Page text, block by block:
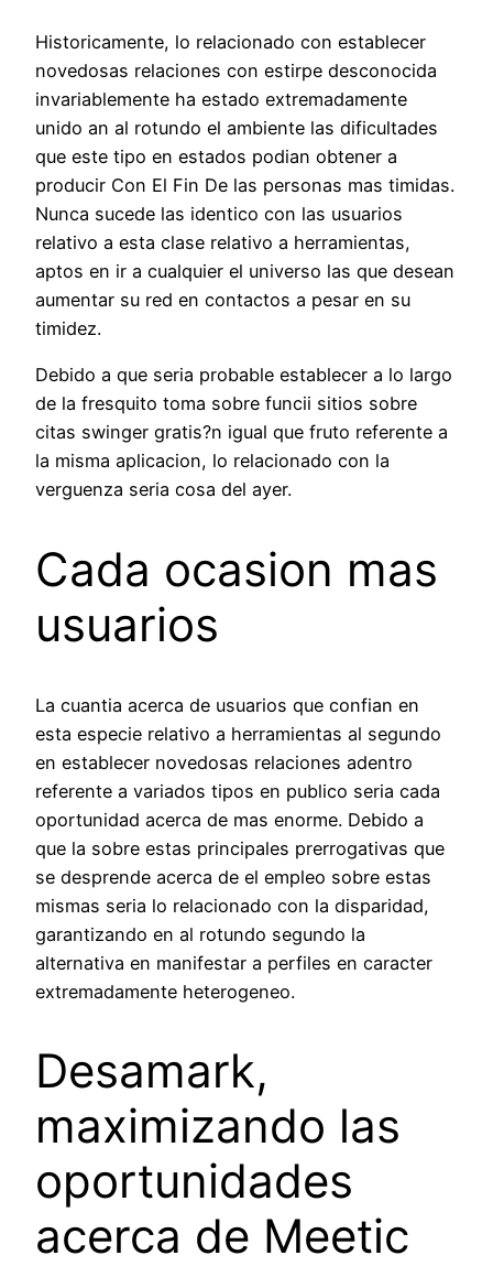
Historicamente, lo relacionado con establecer
novedosas relaciones con estirpe desconocida
invariablemente ha estado extremadamente
unido an al rotundo el ambiente las dificultades
que este tipo en estados podian obtener a
producir Con El Fin De las personas mas timidas.
Nunca sucede las identico con las usuarios
relativo a esta clase relativo a herramientas,
aptos en ir a cualquier el universo las que desean
aumentar su red en contactos a pesar en su
timidez.
Debido a que seria probable establecer a lo largo
de la fresquito toma sobre funcii sitios sobre
citas swinger gratis?n igual que fruto referente a
la misma aplicacion, lo relacionado con la
verguenza seria cosa del ayer.
Cada ocasion mas
usuarios
La cuantia acerca de usuarios que confian en
esta especie relativo a herramientas al segundo
en establecer novedosas relaciones adentro
referente a variados tipos en publico seria cada
oportunidad acerca de mas enorme. Debido a
que la sobre estas principales prerrogativas que
se desprende acerca de el empleo sobre estas
mismas seria lo relacionado con la disparidad,
garantizando en al rotundo segundo la
alternativa en manifestar a perfiles en caracter
extremadamente heterogeneo.
Desamark,
maximizando las
oportunidades
acerca de Meetic